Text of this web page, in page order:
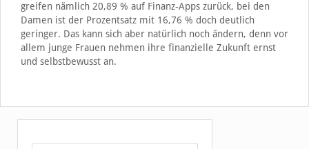
greifen nämlich 20,89 % auf Finanz-Apps zurück, bei den
Damen ist der Prozentsatz mit 16,76 % doch deutlich
geringer. Das kann sich aber natürlich noch ändern, denn vor
allem junge Frauen nehmen ihre finanzielle Zukunft ernst
und selbstbewusst an.